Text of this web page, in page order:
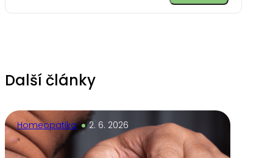
Další články
Homeopatika 2. 6. 2026